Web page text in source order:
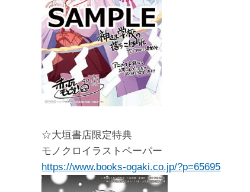
☆大垣書店限定特典
モノクロイラストペーパー
https://www.books-ogaki.co.jp/?p=65695